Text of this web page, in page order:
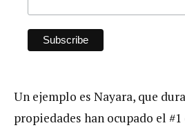
Un ejemplo es Nayara, que
propiedades han ocupado el